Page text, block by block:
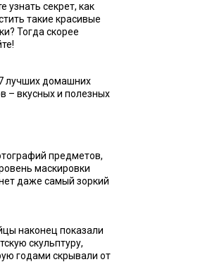
узнать секрет, как
такие красивые
Тогда скорее
лучших домашних
– вкусных и полезных
предметов,
маскировки
даже самый зоркий
наконец показали
скульптуру,
годами скрывали от